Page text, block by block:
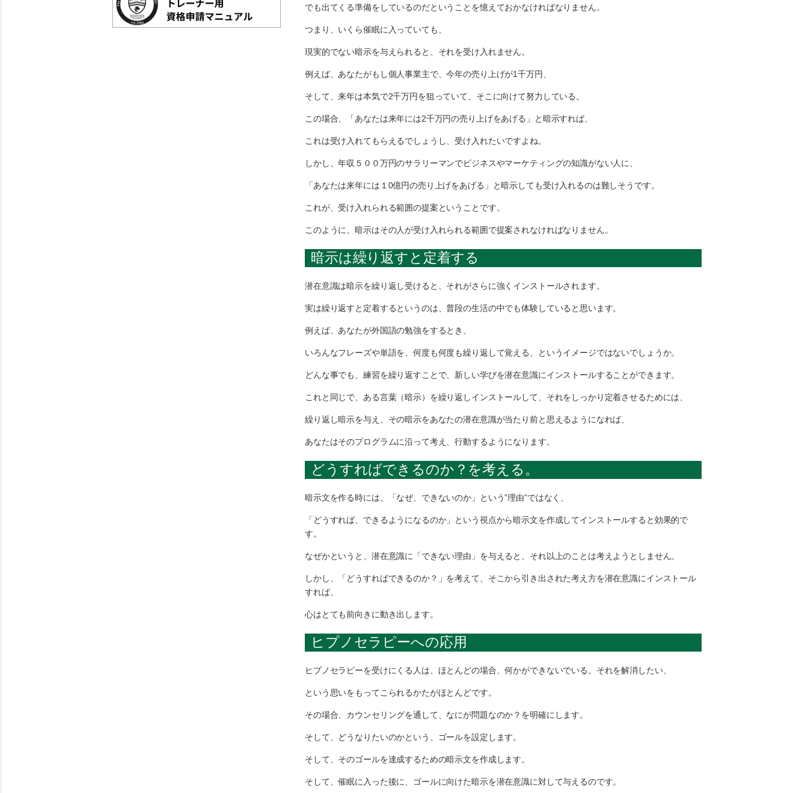
でも出てくる準備をしているのだということを憶えておかなければなりません。
つまり、いくら催眠に入っていても、
現実的でない暗示を与えられると、それを受け入れません。
例えば、あなたがもし個人事業主で、今年の売り上げが1千万円、
そして、来年は本気で2千万円を狙っていて、そこに向けて努力している。
この場合、「あなたは来年には2千万円の売り上げをあげる」と暗示すれば、
これは受け入れてもらえるでしょうし、受け入れたいですよね。
しかし、年収５００万円のサラリーマンでビジネスやマーケティングの知識がない人に、
「あなたは来年には１0億円の売り上げをあげる」と暗示しても受け入れるのは難しそうです。
これが、受け入れられる範囲の提案ということです。
このように、暗示はその人が受け入れられる範囲で提案されなければなりません。
暗示は繰り返すと定着する
潜在意識は暗示を繰り返し受けると、それがさらに強くインストールされます。
実は繰り返すと定着するというのは、普段の生活の中でも体験していると思います。
例えば、あなたが外国語の勉強をするとき、
いろんなフレーズや単語を、何度も何度も繰り返して覚える、というイメージではないでしょうか。
どんな事でも、練習を繰り返すことで、新しい学びを潜在意識にインストールすることができます。
これと同じで、ある言葉（暗示）を繰り返しインストールして、それをしっかり定着させるためには、
繰り返し暗示を与え、その暗示をあなたの潜在意識が当たり前と思えるようになれば、
あなたはそのプログラムに沿って考え、行動するようになります。
どうすればできるのか？を考える。
暗示文を作る時には、「なぜ、できないのか」という”理由”ではなく、
「どうすれば、できるようになるのか」という視点から暗示文を作成してインストールすると効果的で
す。
なぜかというと、潜在意識に「できない理由」を与えると、それ以上のことは考えようとしません。
しかし、「どうすればできるのか？」を考えて、そこから引き出された考え方を潜在意識にインストール
すれば、
心はとても前向きに動き出します。
ヒプノセラピーへの応用
ヒプノセラピーを受けにくる人は、ほとんどの場合、何かができないでいる。それを解消したい、
という思いをもってこられるかたがほとんどです。
その場合、カウンセリングを通して、なにが問題なのか？を明確にします。
そして、どうなりたいのかという、ゴールを設定します。
そして、そのゴールを達成するための暗示文を作成します。
そして、催眠に入った後に、ゴールに向けた暗示を潜在意識に対して与えるのです。